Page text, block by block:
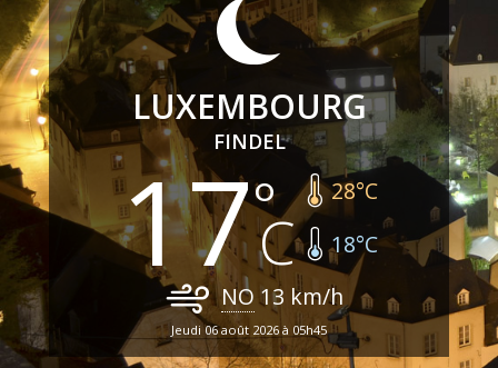
LUXEMBOURG
FINDEL
17 28°C
18°C
NO 13 km/h
Jeudi 06 août 2026 à 05h45